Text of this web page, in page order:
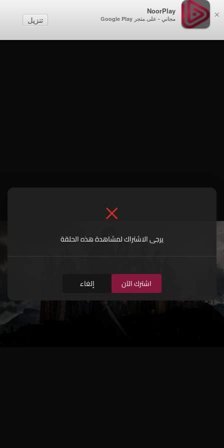
×
NoorPlay
مجاني - على متجر Google Play تنزيل
يرجى الاشتراك لمشاهدة هذه الحلقة
اشترك الآن إلغاء